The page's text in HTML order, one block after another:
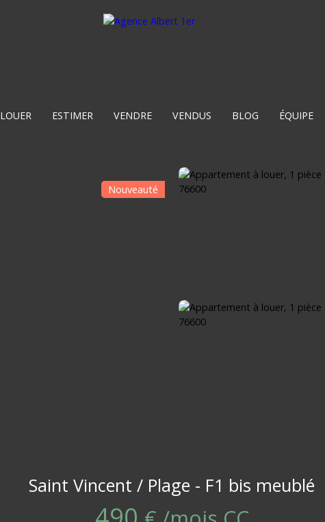
LOUER ESTIMER VENDRE VENDUS BLOG ÉQUIPE
Nouveauté
Saint Vincent / Plage - F1 bis meublé